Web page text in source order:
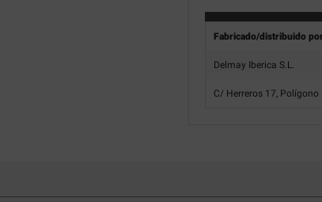
Fabricado/distribuido
Delmay Iberica S.L.
C/ Herreros 17,